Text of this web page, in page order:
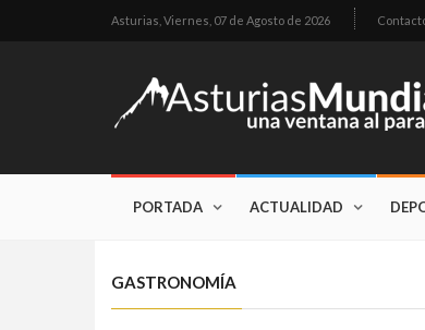
Asturias, Viernes, 07 de Agosto de 2026
PORTADA ACTUALIDAD
GASTRONOMÍA